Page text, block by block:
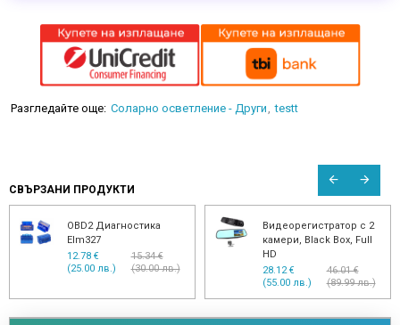
Разгледайте още: Соларно осветление - Други testt
СВЪРЗАНИ ПРОДУКТИ
OBD2 Диагностика
Elm327
12.78 €
(25.00 лв.)
15.34 €
(30.00 лв.)
Видеорегистратор с 2
камери, Black Box, Full
HD
28.12 €
(55.00 лв.)
46.01 €
(89.99 лв.)